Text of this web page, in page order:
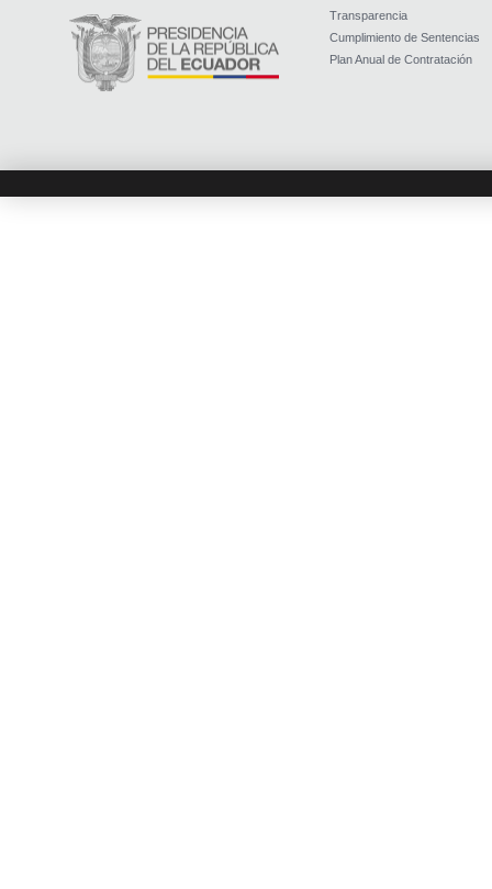
Transparencia
Cumplimiento de Sentencias
Plan Anual de Contratación